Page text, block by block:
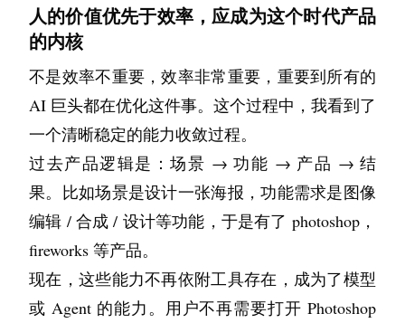
人的价值优先于效率，应成为这个时代产品
的内核
不是效率不重要，效率非常重要，重要到所有的
AI 巨头都在优化这件事。这个过程中，我看到了
一个清晰稳定的能力收敛过程。
过去产品逻辑是：场景 → 功能 → 产品 → 结
果。比如场景是设计一张海报，功能需求是图像
编辑 / 合成 / 设计等功能，于是有了 photoshop，
fireworks 等产品。
现在，这些能力不再依附工具存在，成为了模型
或 Agent 的能力。用户不再需要打开 Photoshop